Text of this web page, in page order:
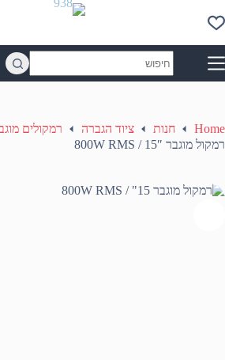
to
content
results
Home חנות ציוד הגברה
רמקולים
רמקול מוגבר 15″ / 800W RMS